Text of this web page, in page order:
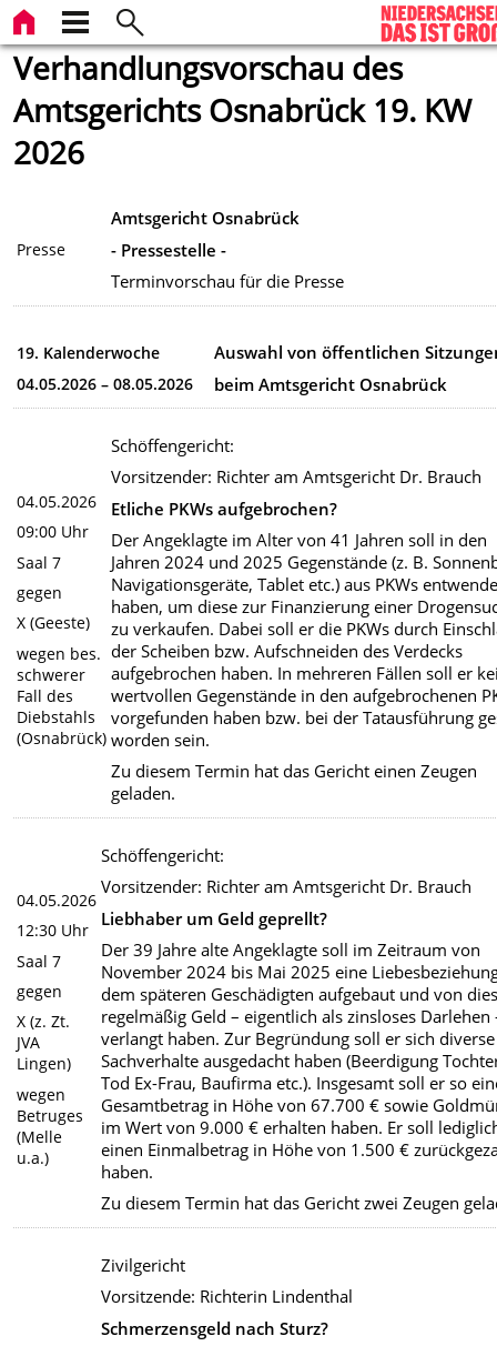
Verhandlungsvorschau des
Amtsgerichts Osnabrück 19. KW
2026
Presse
Amtsgericht Osnabrück
- Pressestelle -
Terminvorschau für die Presse
19. Kalenderwoche
04.05.2026 – 08.05.2026
Auswahl von öffentlichen
beim Amtsgericht Osnabrück
04.05.2026
09:00 Uhr
Saal 7
gegen
X (Geeste)
wegen bes.
schwerer
Fall des
Diebstahls
(Osnabrück)
Schöffengericht:
Vorsitzender: Richter am Amtsgericht Dr. Brauch
Etliche PKWs aufgebrochen?
Der Angeklagte im Alter von 41 Jahren soll in den
Jahren 2024 und 2025 Gegenstände (z. B.
Navigationsgeräte, Tablet etc.) aus PKWs
haben, um diese zur Finanzierung einer
zu verkaufen. Dabei soll er die PKWs durch
der Scheiben bzw. Aufschneiden des Verdecks
aufgebrochen haben. In mehreren Fällen soll er
wertvollen Gegenstände in den aufgebrochenen
vorgefunden haben bzw. bei der Tatausführung
worden sein.
Zu diesem Termin hat das Gericht einen Zeugen
geladen.
04.05.2026
12:30 Uhr
Saal 7
gegen
X (z. Zt.
JVA
Lingen)
wegen
Betruges
(Melle
u.a.)
Schöffengericht:
Vorsitzender: Richter am Amtsgericht Dr. Brauch
Liebhaber um Geld geprellt?
Der 39 Jahre alte Angeklagte soll im Zeitraum von
November 2024 bis Mai 2025 eine
dem späteren Geschädigten aufgebaut und von
regelmäßig Geld – eigentlich als zinsloses Darlehen
verlangt haben. Zur Begründung soll er sich diverse
Sachverhalte ausgedacht haben (Beerdigung
Tod Ex-Frau, Baufirma etc.). Insgesamt soll er so
Gesamtbetrag in Höhe von 67.700 € sowie
im Wert von 9.000 € erhalten haben. Er soll
einen Einmalbetrag in Höhe von 1.500 €
haben.
Zu diesem Termin hat das Gericht zwei Zeugen
Zivilgericht
Vorsitzende: Richterin Lindenthal
Schmerzensgeld nach Sturz?